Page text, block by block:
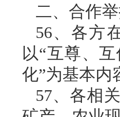
二、合作
56、各方
以“互尊、
化”为基本
57、各相